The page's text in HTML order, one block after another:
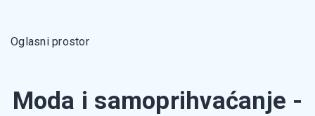
Oglasni prostor
Moda i samoprihvaćanje -